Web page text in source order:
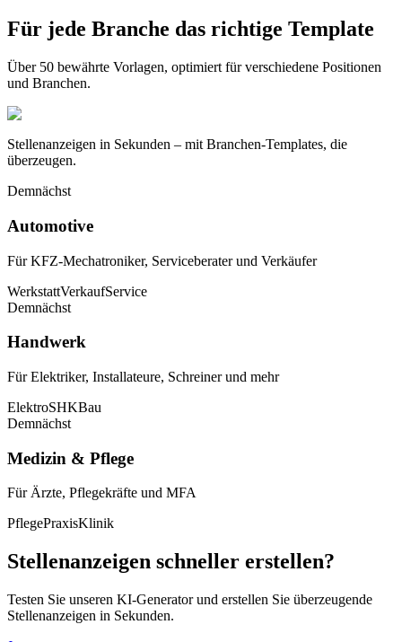
Für jede Branche das richtige Template
Über 50 bewährte Vorlagen, optimiert für verschiedene Positionen
und Branchen.
Stellenanzeigen in Sekunden – mit Branchen-Templates, die
überzeugen.
Demnächst
Automotive
Für KFZ-Mechatroniker, Serviceberater und Verkäufer
WerkstattVerkaufService
Demnächst
Handwerk
Für Elektriker, Installateure, Schreiner und mehr
ElektroSHKBau
Demnächst
Medizin & Pflege
Für Ärzte, Pflegekräfte und MFA
PflegePraxisKlinik
Stellenanzeigen schneller erstellen?
Testen Sie unseren KI-Generator und erstellen Sie überzeugende
Stellenanzeigen in Sekunden.